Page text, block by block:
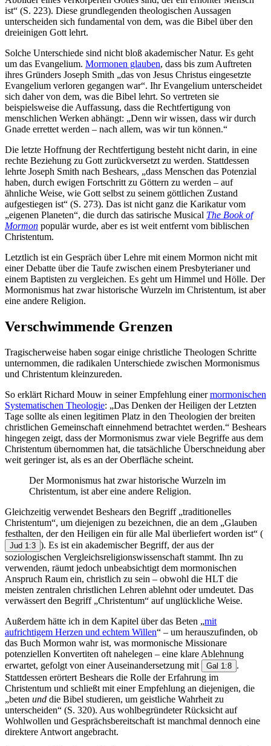
ist“ (S. 223). Diese grundlegenden theologischen Aussagen
unterscheiden sich fundamental von dem, was die Bibel über den
dreieinigen Gott lehrt.
Solche Unterschiede sind nicht bloß akademischer Natur. Es geht
um das Evangelium. Mormonen glauben, dass bis zum Auftreten
ihres Gründers Joseph Smith „das von Jesus Christus eingesetzte
Evangelium verloren gegangen war“. Ihr Evangelium unterscheidet
sich daher von dem, was die Bibel lehrt. So vertreten sie
beispielsweise die Auffassung, dass die Rechtfertigung von
menschlichen Werken abhängt: „Denn wir wissen, dass wir durch
Gnade errettet werden – nach allem, was wir tun können.“
Die letzte Hoffnung der Rechtfertigung besteht nicht darin, in eine
rechte Beziehung zu Gott zurückversetzt zu werden. Stattdessen
lehrte Joseph Smith nach Beshears, „dass Menschen das Potenzial
haben, durch ewigen Fortschritt zu Göttern zu werden – auf
ähnliche Weise, wie Gott selbst zu seinem göttlichen Zustand
aufgestiegen ist“ (S. 273). Das ist nicht ganz die Karikatur vom
„eigenen Planeten“, die durch das satirische Musical The Book of
Mormon populär wurde, aber es ist weit entfernt vom biblischen
Christentum.
Letztlich ist ein Gespräch über Lehre mit einem Mormon nicht mit
einer Debatte über die Taufe zwischen einem Presbyterianer und
einem Baptisten zu vergleichen. Es geht um Himmel und Hölle. Der
Mormonismus hat zwar historische Wurzeln im Christentum, ist aber
eine andere Religion.
Verschwimmende Grenzen
Tragischerweise haben sogar einige christliche Theologen Schritte
unternommen, die radikalen Unterschiede zwischen Mormonismus
und Christentum kleinzureden.
So erklärt Richard Mouw in seiner Empfehlung einermormonischen
Systematischen Theologie: „Das Denken der Heiligen der Letzten
Tage sollte als einen legitimen Platz in den Theologien der breiten
christlichen Gemeinschaft einnehmend betrachtet werden.“ Beshears
hingegen zeigt, dass der Mormonismus zwar viele Begriffe aus dem
Christentum übernommen hat, die tatsächliche Überschneidung aber
weit geringer ist, als es an der Oberfläche scheint.
Der Mormonismus hat zwar historische Wurzeln im
Christentum, ist aber eine andere Religion.
Gleichzeitig verwendet Beshears den Begriff „traditionelles
Christentum“, um diejenigen zu bezeichnen, die an dem „Glauben
festhalten, der den Heiligen ein für alle Mal überliefert worden ist“ (
Jud 1:3 ). Es ist ein akademischer Begriff, der aus der
soziologischen Vergleichsreligionswissenschaft stammt. Ihn zu
verwenden, räumt jedoch unbeabsichtigt dem mormonischen
Anspruch Raum ein, christlich zu sein – obwohl die HLT die
meisten zentralen christlichen Lehren ablehnt oder umdeutet. Das
verwässert den Begriff „Christentum“ auf unglückliche Weise.
Außerdem hätte ich in dem Kapitel über das Beten „mit
aufrichtigem Herzen und echtem Willen“ – um herauszufinden, ob
das Buch Mormon wahr ist, was mormonische Missionare
potenziellen Konvertiten oft nahelegen – eine klare Ablehnung
erwartet, gefolgt von einer Auseinandersetzung mit
Gal 1:8 .
Stattdessen erörtert Beshears die Rolle der Erfahrung im
Christentum und schließt mit einer Empfehlung an diejenigen, die
„beten und die Bibel studieren, um geistliche Wahrheit zu
unterscheiden“ (S. 320). Aus wohlbegründeter Rücksicht auf
Wohlwollen und Gesprächsbereitschaft ist manchmal dennoch eine
direktere Antwort angebracht.